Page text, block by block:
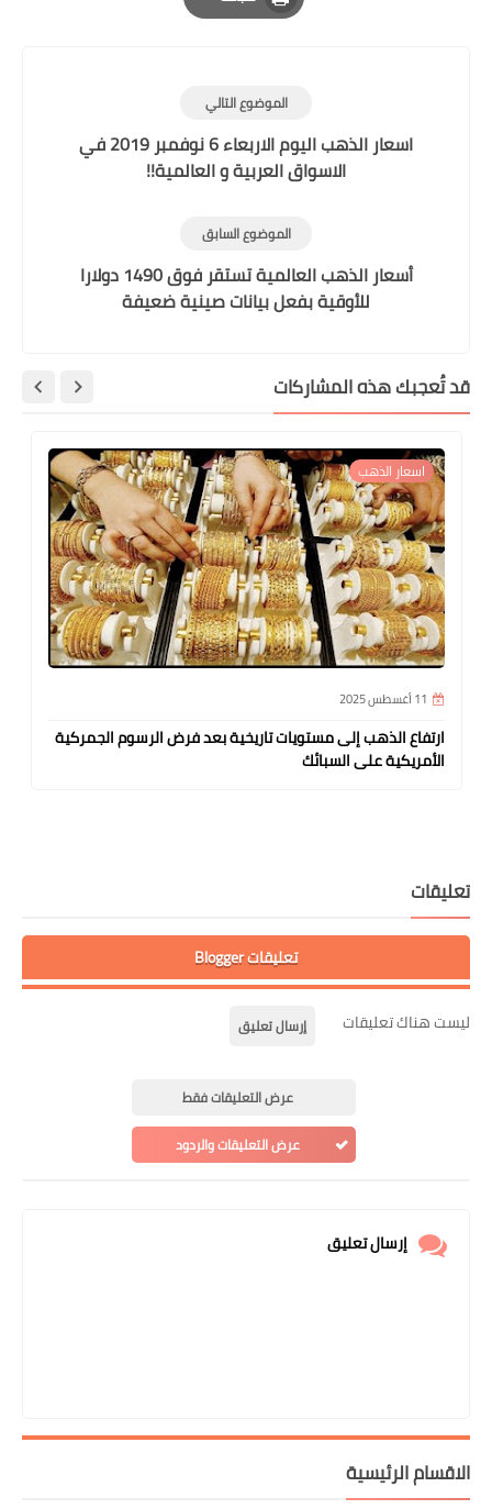
Print
الموضوع التالي
اسعار الذهب اليوم الاربعاء 6 نوفمبر 2019 في
الاسواق العربية و العالمية!!
الموضوع السابق
أسعار الذهب العالمية تستقر فوق 1490 دولارا
للأوقية بفعل بيانات صينية ضعيفة
تُعجبك هذه المشاركات
اسعار الذهب
11 أغسطس 2025
ارتفاع الذهب إلى مستويات تاريخية بعد فرض الرسوم الجمركية
الأمريكية على السبائك
تعليقات Blogger
هناك تعليقات إرسال تعليق
عرض التعليقات فقط
عرض التعليقات والردود
إرسال تعليق
الرئيسية